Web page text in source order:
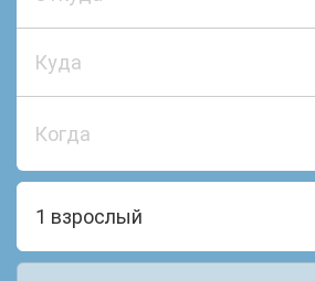
Когда
1 взрослый